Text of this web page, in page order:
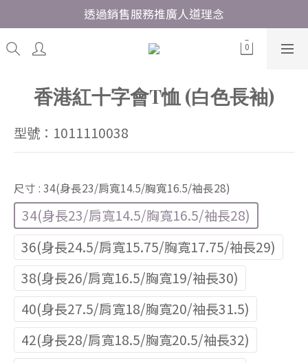
透過銷售服務推廣人道理念
香港紅十字會T恤 (白色長袖)
型號：1011110038
尺寸 : 34(身長23/肩寬14.5/胸寬16.5/袖長28)
34(身長23/肩寬14.5/胸寬16.5/袖長28)
36(身長24.5/肩寬15.75/胸寬17.75/袖長29)
38(身長26/肩寬16.5/胸寬19/袖長30)
40(身長27.5/肩寬18/胸寬20/袖長31.5)
42(身長28/肩寬18.5/胸寬20.5/袖長32)